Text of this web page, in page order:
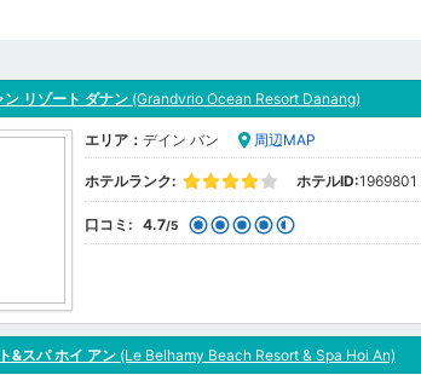
リゾート ダナン (Grandvrio Ocean Resort Danang)
エリア： デイン バン 周辺MAP
ホテルランク: ホテルID:1969801
口コミ: 4.7/5
&スパ ホイ アン (Le Belhamy Beach Resort & Spa Hoi An)